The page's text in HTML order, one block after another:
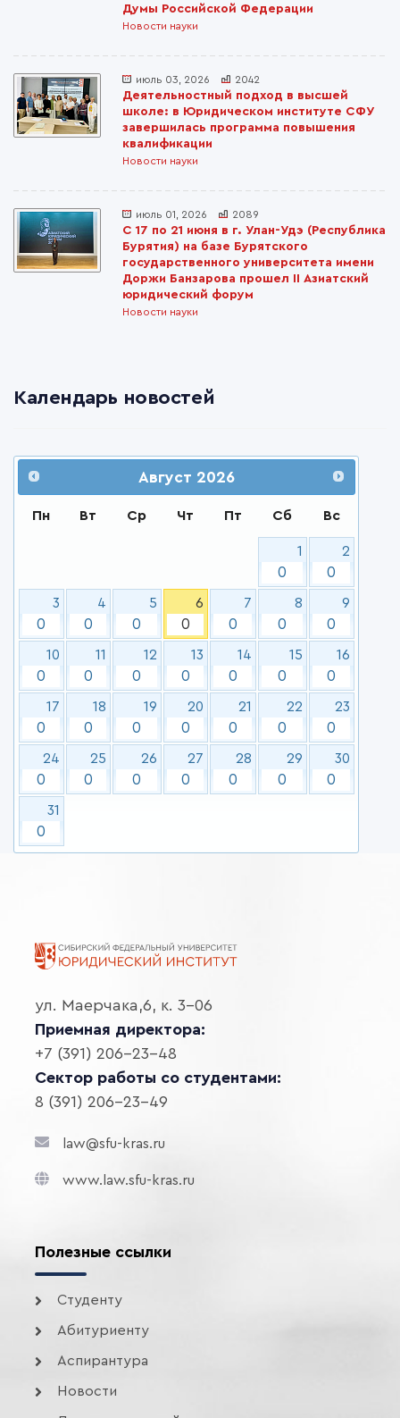
Думы Российской Федерации
Новости науки
июль 03, 2026 2042
Деятельностный подход в высшей
школе: в Юридическом институте СФУ
завершилась программа повышения
квалификации
Новости науки
июль 01, 2026 2089
С 17 по 21 июня в г. Улан-Удэ (Республика
Бурятия) на базе Бурятского
государственного университета имени
Доржи Банзарова прошел II Азиатский
юридический форум
Новости науки
Календарь новостей
Август 2026
Пн Вт Ср Чт Пт Сб Вс
1
0
2
0
3
0
4
0
5
0
6
0
7
0
8
0
9
0
10
0
11
0
12
0
13
0
14
0
15
0
16
0
17
0
18
0
19
0
20
0
21
0
22
0
23
0
24
0
25
0
26
0
27
0
28
0
29
0
30
0
31
0
ул. Маерчака,6, к. 3-06
Приемная директора:
+7 (391) 206-23-48
Сектор работы со студентами:
8 (391) 206-23-49
law@sfu-kras.ru
www.law.sfu-kras.ru
Полезные ссылки
Студенту
Абитуриенту
Аспирантура
Новости